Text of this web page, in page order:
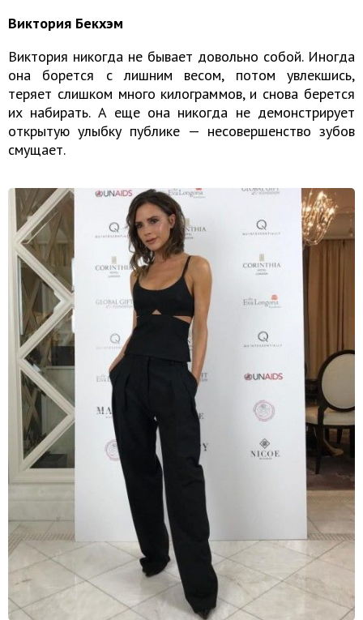
Виктория Бекхэм
Виктория никогда не бывает довольно собой. Иногда
она борется с лишним весом, потом увлекшись,
теряет слишком много килограммов, и снова берется
их набирать. А еще она никогда не демонстрирует
открытую улыбку публике — несовершенство зубов
смущает.